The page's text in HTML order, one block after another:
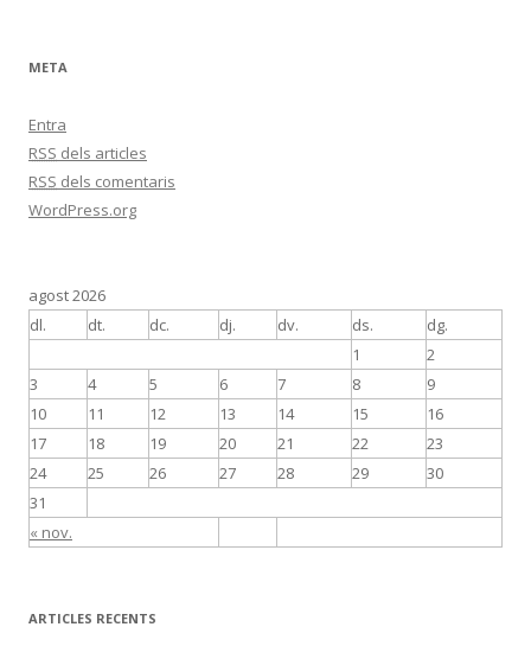
r
i
META
Entra
RSS dels articles
RSS dels comentaris
WordPress.org
agost 2026
dl.
dt. dc. dj. dv. ds. dg.
« nov.
1
2
3
4 5 6 7 8
9
10
11 12 13 14 15
16
17
18 19 20 21 22
23
24
25 26 27 28 29
30
31
ARTICLES RECENTS